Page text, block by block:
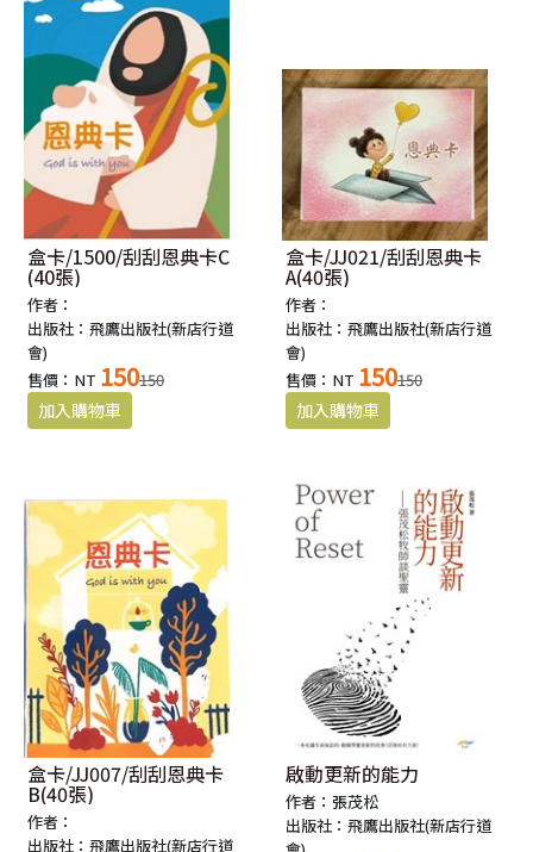
盒卡/1500/刮刮恩典卡C
(40張)
作者：
出版社：飛鷹出版社(新店行道
會)
售價：NT 150150
盒卡/JJ021/刮刮恩典卡
A(40張)
作者：
出版社：飛鷹出版社(新店行道
會)
售價：NT 150150
盒卡/JJ007/刮刮恩典卡
B(40張)
作者：
出版社：飛鷹出版社(新店行道
啟動更新的能力
作者：張茂松
出版社：飛鷹出版社(新店行道